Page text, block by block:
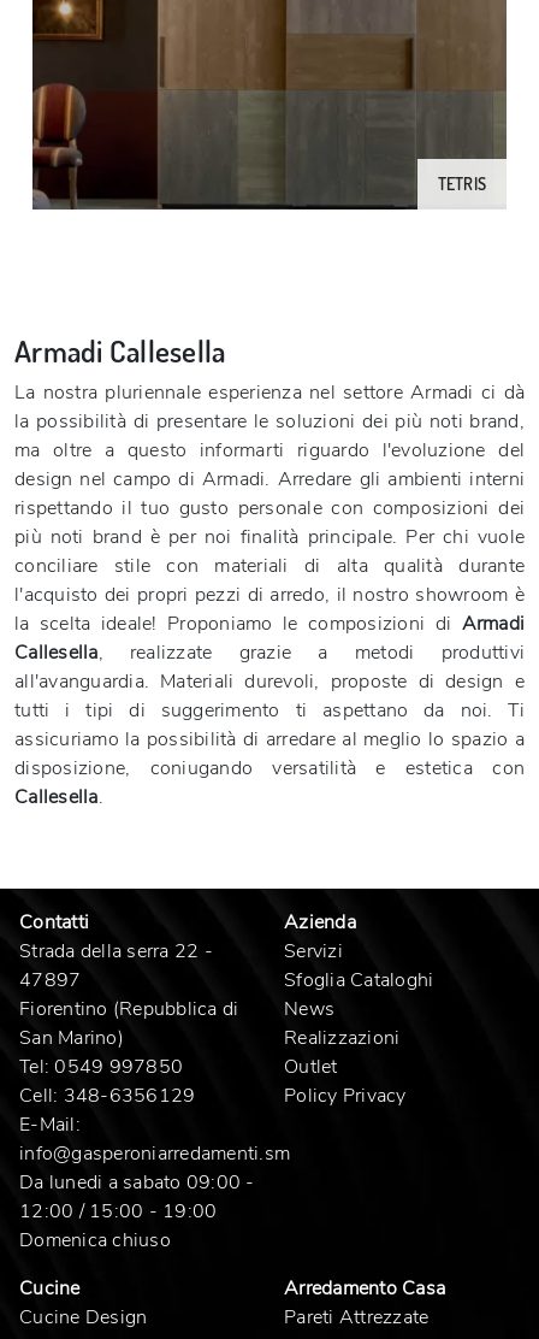
TETRIS
Armadi Callesella
La nostra pluriennale esperienza nel settore Armadi ci dà
la possibilità di presentare le soluzioni dei più noti brand,
ma oltre a questo informarti riguardo l'evoluzione del
design nel campo di Armadi. Arredare gli ambienti interni
rispettando il tuo gusto personale con composizioni dei
più noti brand è per noi finalità principale. Per chi vuole
conciliare stile con materiali di alta qualità durante
l'acquisto dei propri pezzi di arredo, il nostro showroom è
la scelta ideale! Proponiamo le composizioni di Armadi
Callesella, realizzate grazie a metodi produttivi
all'avanguardia. Materiali durevoli, proposte di design e
tutti i tipi di suggerimento ti aspettano da noi. Ti
assicuriamo la possibilità di arredare al meglio lo spazio a
disposizione, coniugando versatilità e estetica con
Callesella.
Contatti
Strada della serra 22 -
47897
Fiorentino (Repubblica di
San Marino)
Tel: 0549 997850
Cell: 348-6356129
E-Mail:
info@gasperoniarredamenti.sm
Da lunedi a sabato 09:00 -
12:00 / 15:00 - 19:00
Domenica chiuso
Azienda
Servizi
Sfoglia Cataloghi
News
Realizzazioni
Outlet
Policy Privacy
Cucine
Cucine Design
Arredamento Casa
Pareti Attrezzate